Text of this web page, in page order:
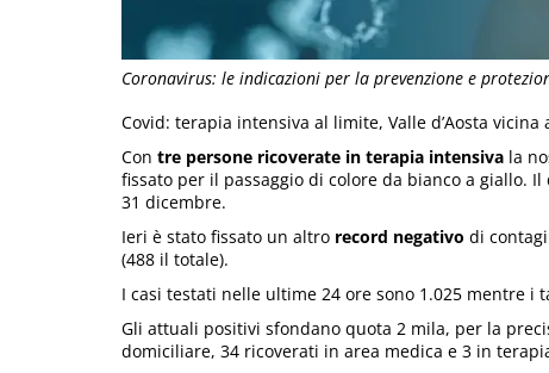
Coronavirus: le indicazioni per la prevenzione e
Covid: terapia intensiva al limite, Valle d’Aosta vicina
Con tre persone ricoverate in terapia intensiva la
fissato per il passaggio di colore da bianco a giallo. Il
31 dicembre.
Ieri è stato fissato un altro record negativo di
(488 il totale).
I casi testati nelle ultime 24 ore sono 1.025 mentre i
Gli attuali positivi sfondano quota 2 mila, per la
domiciliare, 34 ricoverati in area medica e 3 in